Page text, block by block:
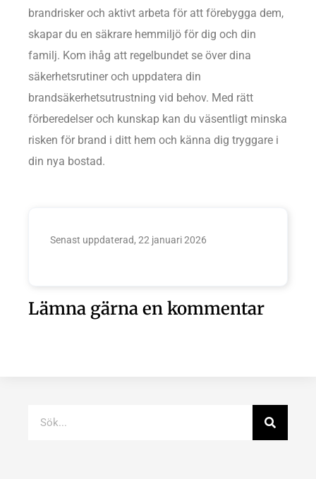
brandrisker och aktivt arbeta för att förebygga dem,
skapar du en säkrare hemmiljö för dig och din
familj. Kom ihåg att regelbundet se över dina
säkerhetsrutiner och uppdatera din
brandsäkerhetsutrustning vid behov. Med rätt
förberedelser och kunskap kan du väsentligt minska
risken för brand i ditt hem och känna dig tryggare i
din nya bostad.
Senast uppdaterad, 22 januari 2026
Lämna gärna en kommentar